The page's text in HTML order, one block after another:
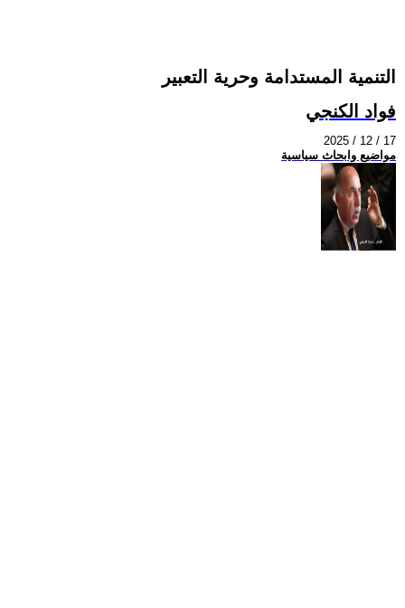
التنمية المستدامة وحرية التعبير
فواد الكنجي
2025 / 12 / 17
مواضيع وابحاث سياسية